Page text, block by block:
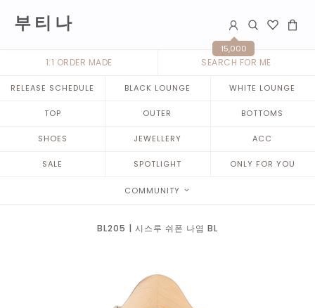
부 티 나
15,000
1:1 ORDER MADE SEARCH FOR ME
RELEASE SCHEDULE BLACK LOUNGE WHITE LOUNGE
TOP OUTER BOTTOMS
SHOES JEWELLERY ACC
SALE SPOTLIGHT ONLY FOR YOU
COMMUNITY
BL205 | 시스루 쉬폰 나염 BL